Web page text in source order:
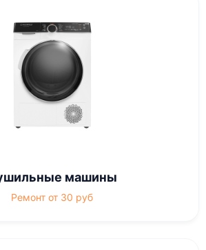
машины
Ремонт от 30 руб